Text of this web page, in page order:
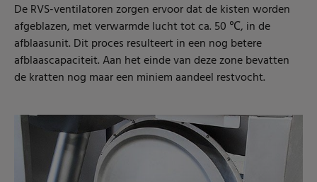
De RVS-ventilatoren zorgen ervoor dat de kisten worden
afgeblazen, met verwarmde lucht tot ca. 50 ℃, in de
afblaasunit. Dit proces resulteert in een nog betere
afblaascapaciteit. Aan het einde van deze zone bevatten
de kratten nog maar een miniem aandeel restvocht.